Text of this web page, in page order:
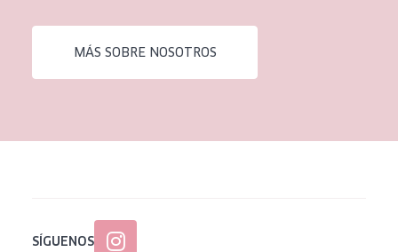
EDAD
MÁS SOBRE NOSOTROS
SÍGUENOS